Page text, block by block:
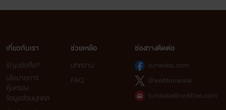
เริ่มเปิดเรื่อง วันที่4 /5 /60
ผลงานเรื่องที่ผ่านมา
เกี่ยวกับเรา
ธัญวลัยคือ?
นโยบายการ
คุ้มครอง
ข้อมูลส่วนบุคคล
ช่วยเหลือ
บทความ
FAQ
ช่องทางติดต่อ
tunwalai.com
@webtunwalai
tunwalai@ookbee.com